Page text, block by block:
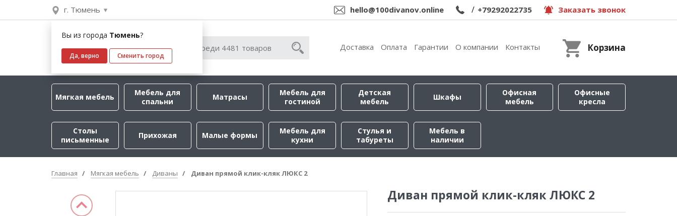
г. Тюмень
Вы из города Тюмень?
Да, верно Сменить город
hello@100divanov.online / +79292022735 Заказать звонок
Доставка Оплата Гарантии О компании Контакты Корзина
Мягкая мебель
Мебель для
спальни
Матрасы
Мебель для
гостиной
Детская
мебель
Шкафы
Офисная
мебель
Офисные
кресла
Столы
письменные
Прихожая Малые формы
Мебель для
кухни
Стулья и
табуреты
Мебель в
наличии
Главная Мягкая мебель Диваны Диван прямой клик-кляк ЛЮКС 2
Диван прямой клик-кляк ЛЮКС 2